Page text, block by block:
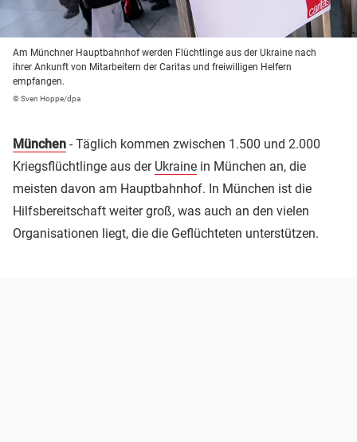
Am Münchner Hauptbahnhof werden Flüchtlinge aus der Ukraine nach
ihrer Ankunft von Mitarbeitern der Caritas und freiwilligen Helfern
empfangen.
© Sven Hoppe/dpa
München - Täglich kommen zwischen 1.500 und 2.000
Kriegsflüchtlinge aus der Ukraine in München an, die
meisten davon am Hauptbahnhof. In München ist die
Hilfsbereitschaft weiter groß, was auch an den vielen
Organisationen liegt, die die Geflüchteten unterstützen.